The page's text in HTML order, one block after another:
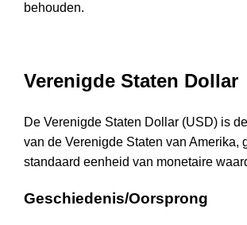
behouden.
Verenigde Staten Dollar
De Verenigde Staten Dollar (USD) is
van de Verenigde Staten van Amerika,
standaard eenheid van monetaire
Geschiedenis/Oorsprong